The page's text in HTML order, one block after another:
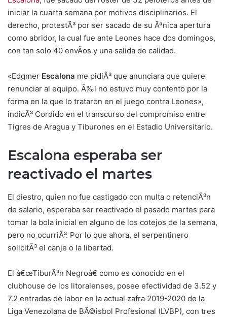
iniciar la cuarta semana por motivos disciplinarios. El
derecho, protestÃ³ por ser sacado de su Ãºnica apertura
como abridor, la cual fue ante Leones hace dos domingos,
con tan solo 40 envÃ­os y una salida de calidad.
«Edgmer Escalona me pidiÃ³ que anunciara que quiere
renunciar al equipo. Ã‰l no estuvo muy contento por la
forma en la que lo trataron en el juego contra Leones»,
indicÃ³ Cordido en el transcurso del compromiso entre
Tigres de Aragua y Tiburones en el Estadio Universitario.
Escalona esperaba ser
reactivado el martes
El diestro, quien no fue castigado con multa o retenciÃ³n
de salario, esperaba ser reactivado el pasado martes para
tomar la bola inicial en alguno de los cotejos de la semana,
pero no ocurriÃ³. Por lo que ahora, el serpentinero
solicitÃ³ el canje o la libertad.
El â€œTiburÃ³n Negroâ€ como es conocido en el
clubhouse de los litoralenses, posee efectividad de 3.52 y
7.2 entradas de labor en la actual zafra 2019-2020 de la
Liga Venezolana de BÃ©isbol Profesional (LVBP), con tres